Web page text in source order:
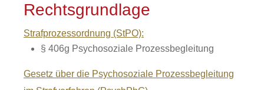
Rechtsgrundlage
Strafprozessordnung (StPO):
§ 406g Psychosoziale Prozessbegleitung
Gesetz über die Psychosoziale Prozessbegleitung